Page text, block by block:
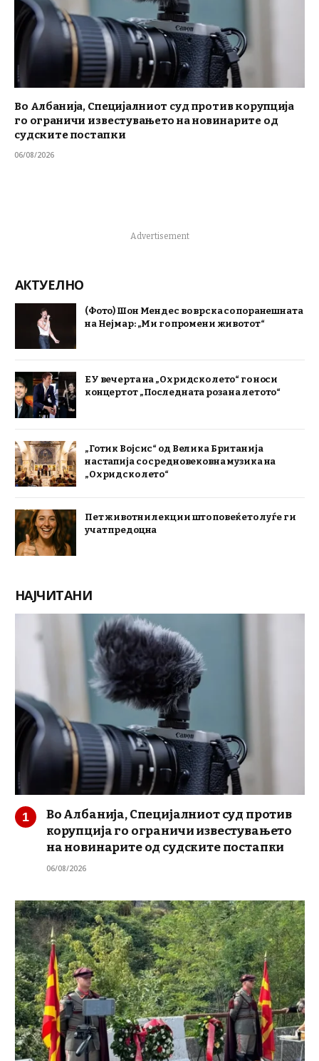
Во Албанија, Специјалниот суд против корупција
го ограничи известувањето на новинарите од
судските постапки
06/08/2026
Advertisement
АКТУЕЛНО
(Фото) Шон Мендес во врска со поранешната
на Нејмар: „Ми го промени животот“
ЕУ вечерта на „Охридско лето“ го носи
концертот „Последната роза на летото“
„Готик Војсис“ од Велика Британија
настапија со средновековна музика на
„Охридско лето“
Пет животни лекции што повеќето луѓе ги
учат предоцна
НАЈЧИТАНИ
Во Албанија, Специјалниот суд против
корупција го ограничи известувањето
на новинарите од судските постапки
06/08/2026